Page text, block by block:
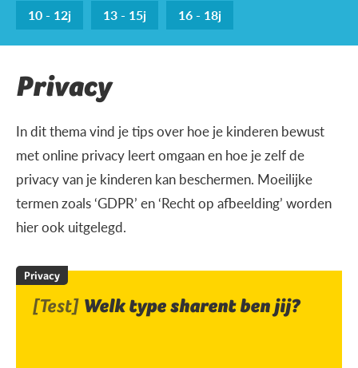
10 - 12j
13 - 15j 16 - 18j
Privacy
In dit thema vind je tips over hoe je kinderen bewust
met online privacy leert omgaan en hoe je zelf de
privacy van je kinderen kan beschermen. Moeilijke
termen zoals ‘GDPR’ en ‘Recht op afbeelding’ worden
hier ook uitgelegd.
Privacy
[Test] Welk type sharent ben jij?